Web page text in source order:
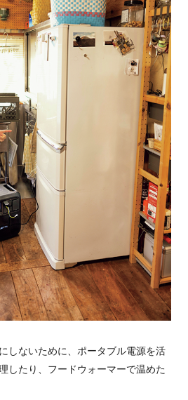
しないために、ポータブル電源を活
したり、フードウォーマーで温めた